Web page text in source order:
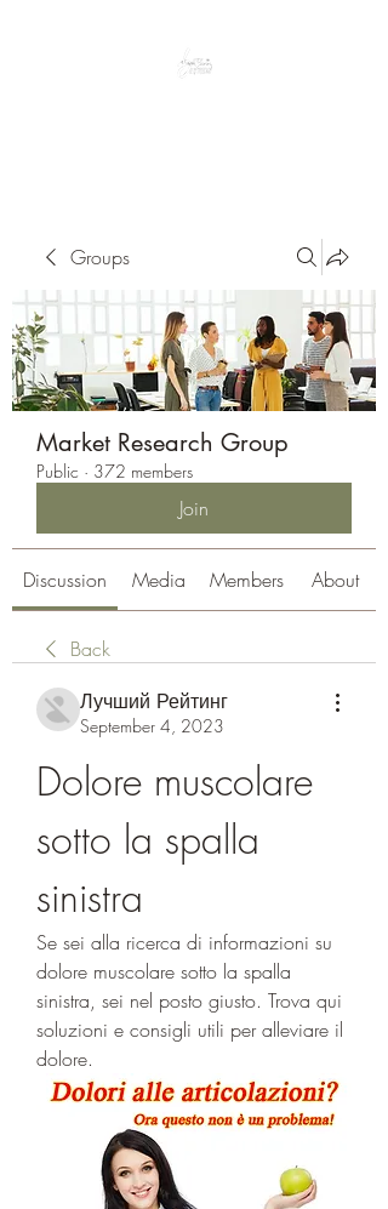
Groups
Market Research Group
Public · 372 members
Join
Discussion Media Members About
Back
Лучший Рейтинг
September 4, 2023
Dolore muscolare
sotto la spalla
sinistra
Se sei alla ricerca di informazioni su
dolore muscolare sotto la spalla
sinistra, sei nel posto giusto. Trova qui
soluzioni e consigli utili per alleviare il
dolore.